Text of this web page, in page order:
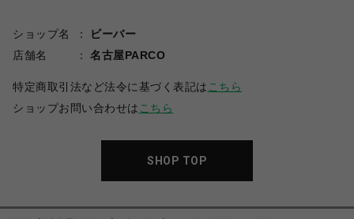
ショップ名
ビーバー
店舗名
名古屋PARCO
特定商取引法など法令に基づく表記は こちら
ショップお問い合わせは こちら
SHOP TOP